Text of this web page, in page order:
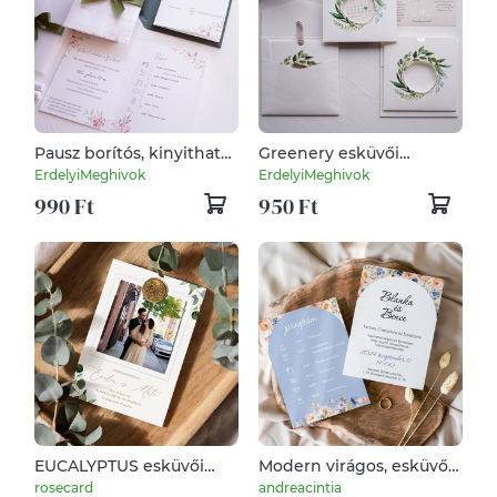
Pausz borítós, kinyitható,
rózsás esküvői meghívó,
pecsét, viaszpecsét,
pausz, leveles, rózsás
ErdelyiMeghivok
990 Ft
Greenery esküvői
meghívó, tokos esküvői
meghívó, levélmintás
meghívó, zöld és barna
ErdelyiMeghivok
950 Ft
EUCALYPTUS esküvői
meghívó
rosecard
Modern virágos, esküvői
meghívó
andreacintia